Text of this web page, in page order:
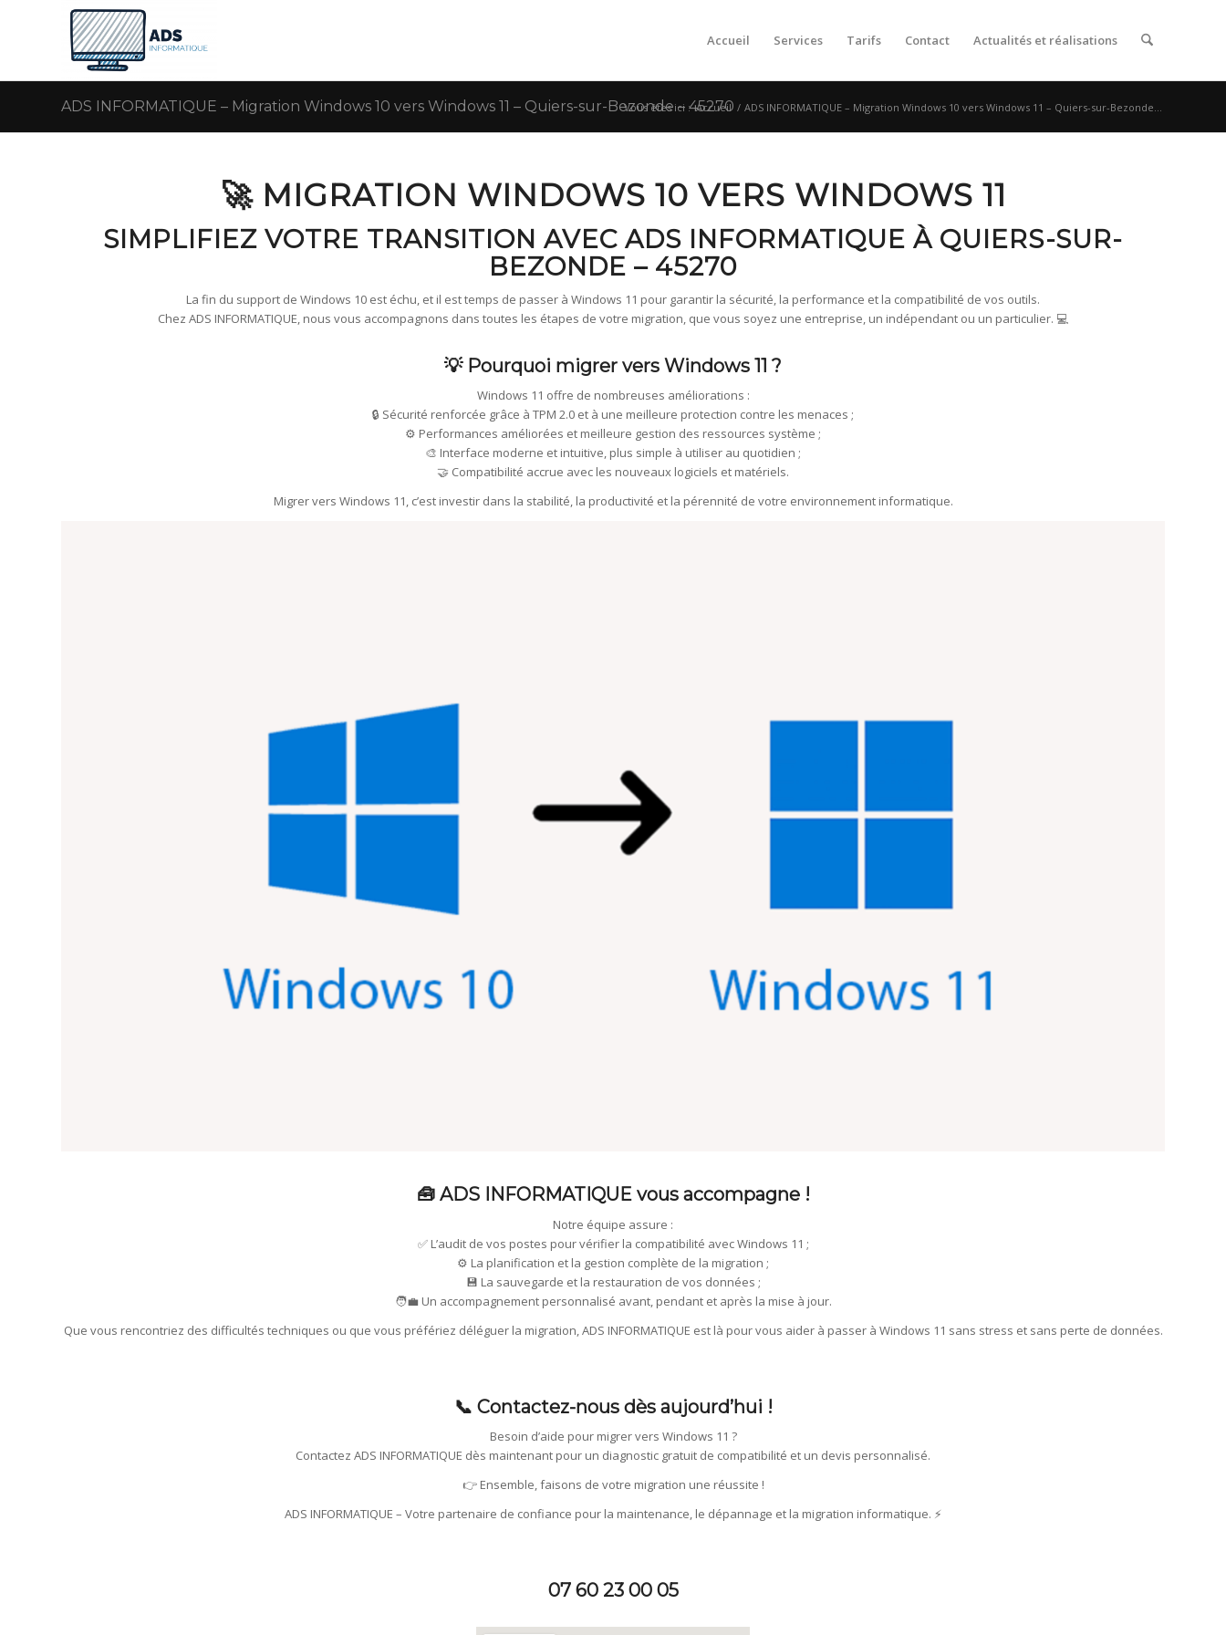
Accueil Services Tarifs Contact Actualités et réalisations
ADS INFORMATIQUE – Migration Windows 10 vers Windows 11 – Quiers-sur-Bezonde – 45270
Vous êtes ici : Accueil / ADS INFORMATIQUE – Migration Windows 10 vers Windows 11 – Quiers-sur-Bezonde...
🚀 MIGRATION WINDOWS 10 VERS WINDOWS 11
SIMPLIFIEZ VOTRE TRANSITION AVEC ADS INFORMATIQUE À QUIERS-SUR-
BEZONDE – 45270
La fin du support de Windows 10 est échu, et il est temps de passer à Windows 11 pour garantir la sécurité, la performance et la compatibilité de vos outils.
Chez ADS INFORMATIQUE, nous vous accompagnons dans toutes les étapes de votre migration, que vous soyez une entreprise, un indépendant ou un particulier. 💻
💡 Pourquoi migrer vers Windows 11 ?
Windows 11 offre de nombreuses améliorations :
🔒 Sécurité renforcée grâce à TPM 2.0 et à une meilleure protection contre les menaces ;
⚙️ Performances améliorées et meilleure gestion des ressources système ;
🎨 Interface moderne et intuitive, plus simple à utiliser au quotidien ;
🤝 Compatibilité accrue avec les nouveaux logiciels et matériels.
Migrer vers Windows 11, c’est investir dans la stabilité, la productivité et la pérennité de votre environnement informatique.
🧰 ADS INFORMATIQUE vous accompagne !
Notre équipe assure :
✅ L’audit de vos postes pour vérifier la compatibilité avec Windows 11 ;
⚙️ La planification et la gestion complète de la migration ;
💾 La sauvegarde et la restauration de vos données ;
🧑‍💼 Un accompagnement personnalisé avant, pendant et après la mise à jour.
Que vous rencontriez des difficultés techniques ou que vous préfériez déléguer la migration, ADS INFORMATIQUE est là pour vous aider à passer à Windows 11 sans stress et sans perte de données.
📞 Contactez-nous dès aujourd’hui !
Besoin d’aide pour migrer vers Windows 11 ?
Contactez ADS INFORMATIQUE dès maintenant pour un diagnostic gratuit de compatibilité et un devis personnalisé.
👉 Ensemble, faisons de votre migration une réussite !
ADS INFORMATIQUE – Votre partenaire de confiance pour la maintenance, le dépannage et la migration informatique. ⚡
07 60 23 00 05